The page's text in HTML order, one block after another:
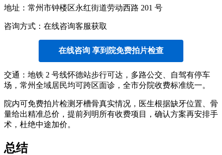
地址：常州市钟楼区永红街道劳动西路 201 号
咨询方式：在线咨询客服获取
在线咨询 享到院免费拍片检查
交通：地铁 2 号线怀德站步行可达，多路公交、自驾有停车
场，常州全域居民均可跨区面诊，全市分院收费标准统一。
院内可免费拍片检测牙槽骨真实情况，医生根据缺牙位置、骨
量给出精准总价，提前列明所有收费项目，确认方案再安排手
术，杜绝中途加价。
总结